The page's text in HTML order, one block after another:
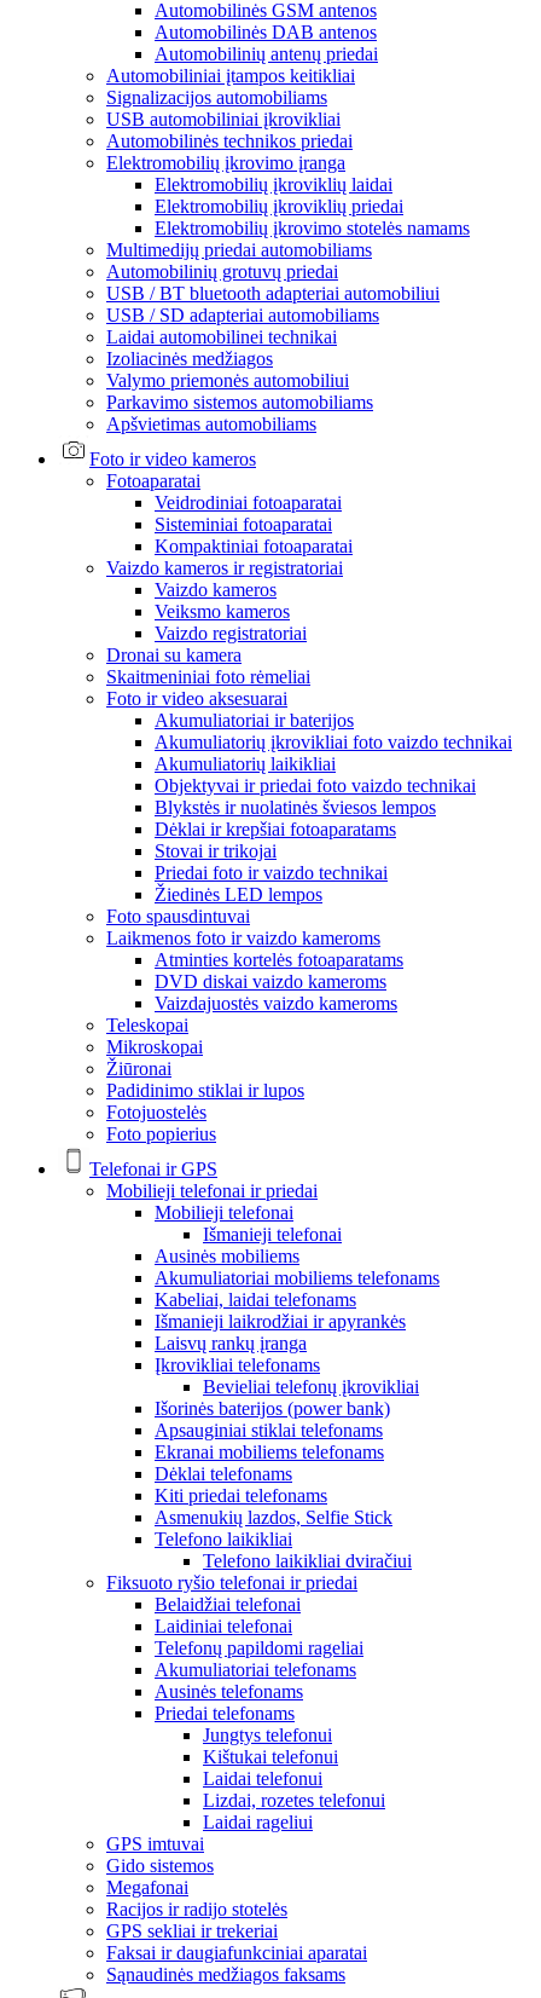
Automobilinės GSM antenos
Automobilinės DAB antenos
Automobilinių antenų priedai
Automobiliniai įtampos keitikliai
Signalizacijos automobiliams
USB automobiliniai įkrovikliai
Automobilinės technikos priedai
Elektromobilių įkrovimo įranga
Elektromobilių įkroviklių laidai
Elektromobilių įkroviklių priedai
Elektromobilių įkrovimo stotelės namams
Multimedijų priedai automobiliams
Automobilinių grotuvų priedai
USB / BT bluetooth adapteriai automobiliui
USB / SD adapteriai automobiliams
Laidai automobilinei technikai
Izoliacinės medžiagos
Valymo priemonės automobiliui
Parkavimo sistemos automobiliams
Apšvietimas automobiliams
Foto ir video kameros
Fotoaparatai
Veidrodiniai fotoaparatai
Sisteminiai fotoaparatai
Kompaktiniai fotoaparatai
Vaizdo kameros ir registratoriai
Vaizdo kameros
Veiksmo kameros
Vaizdo registratoriai
Dronai su kamera
Skaitmeniniai foto rėmeliai
Foto ir video aksesuarai
Akumuliatoriai ir baterijos
Akumuliatorių įkrovikliai foto vaizdo technikai
Akumuliatorių laikikliai
Objektyvai ir priedai foto vaizdo technikai
Blykstės ir nuolatinės šviesos lempos
Dėklai ir krepšiai fotoaparatams
Stovai ir trikojai
Priedai foto ir vaizdo technikai
Žiedinės LED lempos
Foto spausdintuvai
Laikmenos foto ir vaizdo kameroms
Atminties kortelės fotoaparatams
DVD diskai vaizdo kameroms
Vaizdajuostės vaizdo kameroms
Teleskopai
Mikroskopai
Žiūronai
Padidinimo stiklai ir lupos
Fotojuostelės
Foto popierius
Telefonai ir GPS
Mobilieji telefonai ir priedai
Mobilieji telefonai
Išmanieji telefonai
Ausinės mobiliems
Akumuliatoriai mobiliems telefonams
Kabeliai, laidai telefonams
Išmanieji laikrodžiai ir apyrankės
Laisvų rankų įranga
Įkrovikliai telefonams
Bevieliai telefonų įkrovikliai
Išorinės baterijos (power bank)
Apsauginiai stiklai telefonams
Ekranai mobiliems telefonams
Dėklai telefonams
Kiti priedai telefonams
Asmenukių lazdos, Selfie Stick
Telefono laikikliai
Telefono laikikliai dviračiui
Fiksuoto ryšio telefonai ir priedai
Belaidžiai telefonai
Laidiniai telefonai
Telefonų papildomi rageliai
Akumuliatoriai telefonams
Ausinės telefonams
Priedai telefonams
Jungtys telefonui
Kištukai telefonui
Laidai telefonui
Lizdai, rozetes telefonui
Laidai rageliui
GPS imtuvai
Gido sistemos
Megafonai
Racijos ir radijo stotelės
GPS sekliai ir trekeriai
Faksai ir daugiafunkciniai aparatai
Sąnaudinės medžiagos faksams